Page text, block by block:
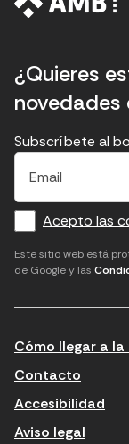
¿Quieres
E
f
o
r
m
i
n
t
E
c
a
m
p
r
r
e
u
H
u
d
'
a
e
p
t
a
×
Subscríbete al
E
a
i
l
Acepto las
Este sitio web está
de Google y las
Cómo llegar a la
Contacto
Accesibilidad
Aviso legal